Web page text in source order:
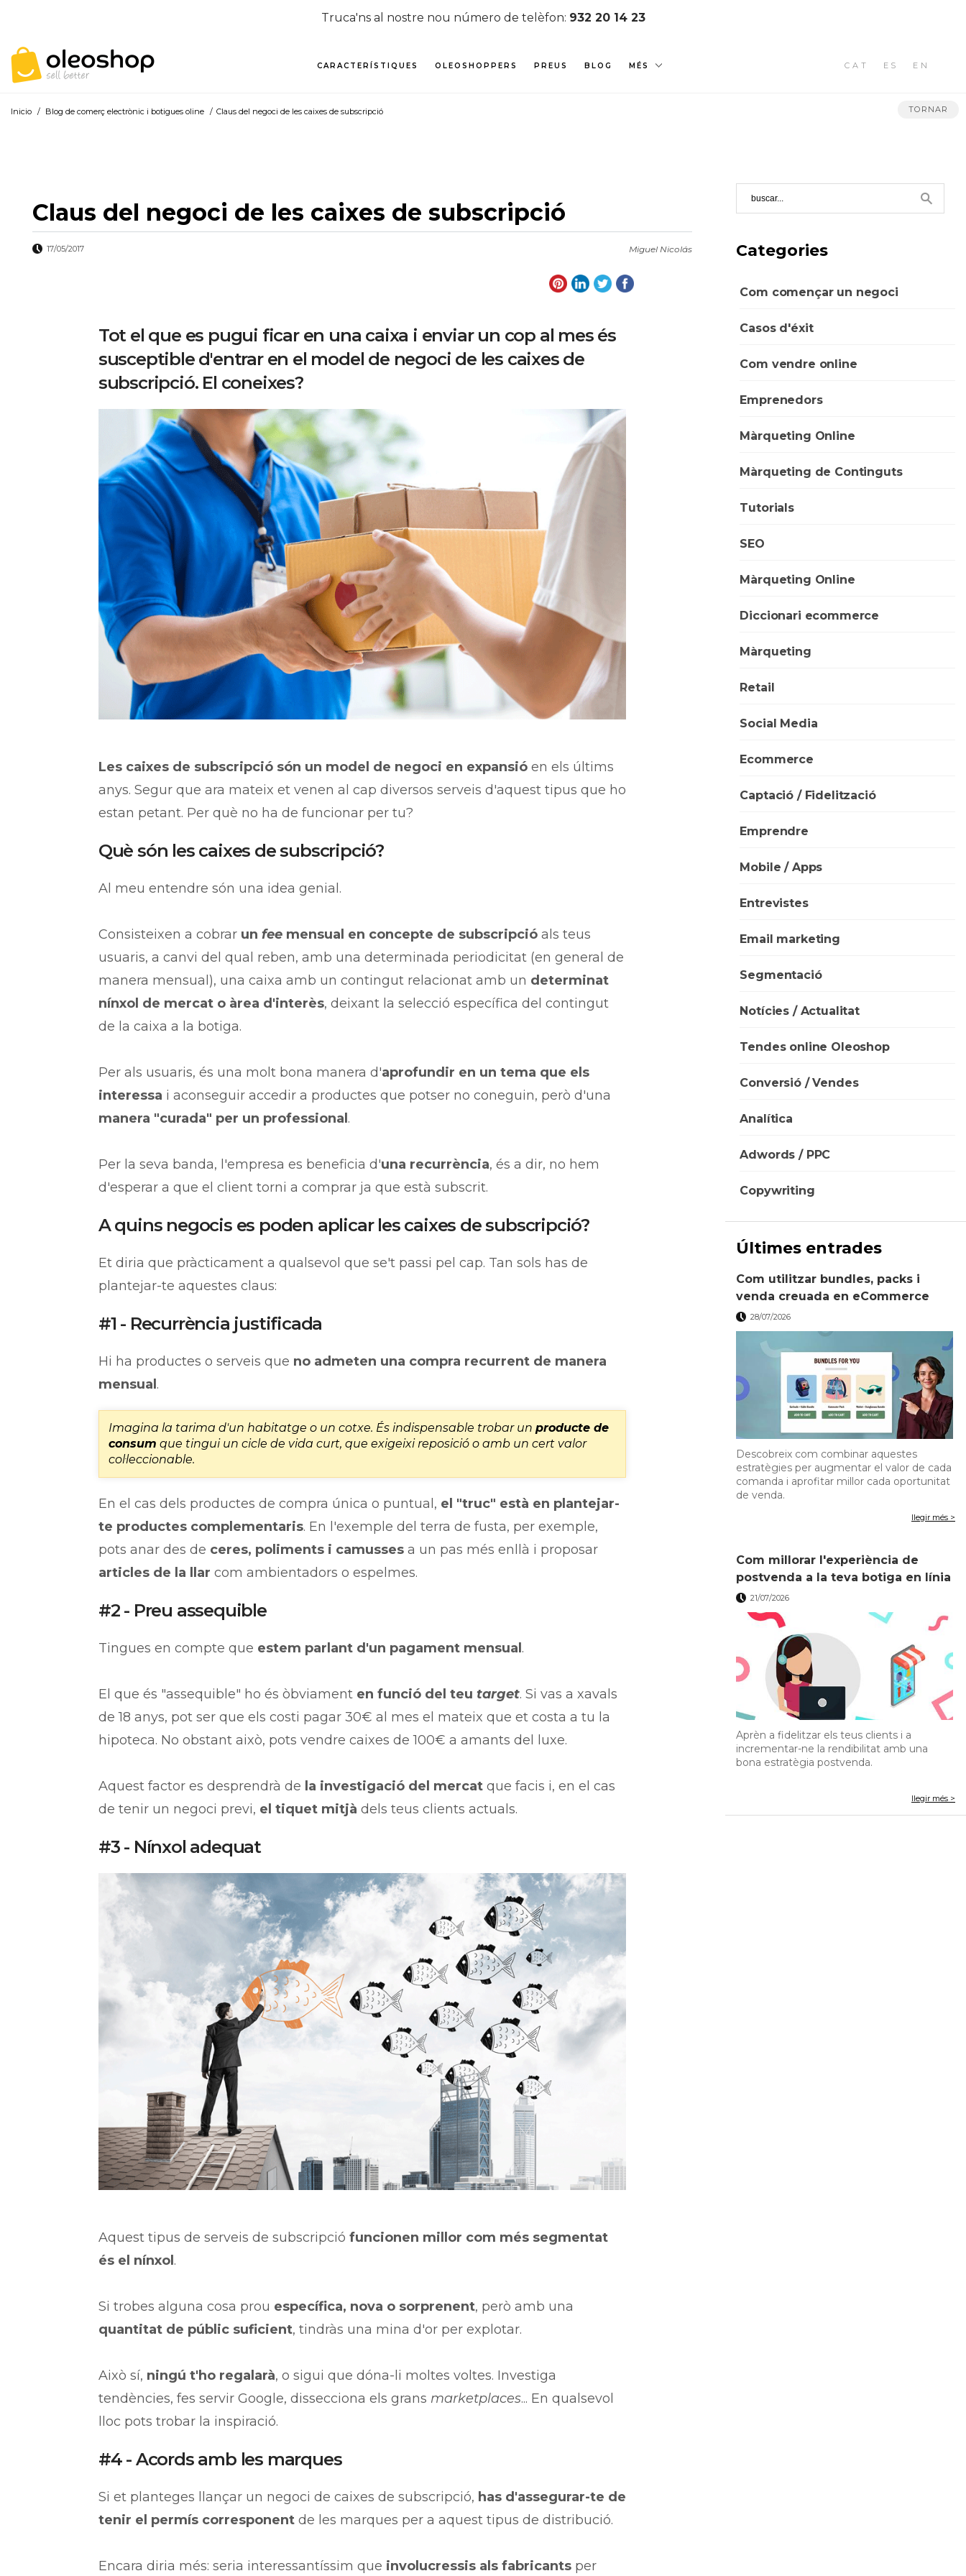
Truca'ns al nostre nou número de telèfon: 932 20 14 23
CAT ES EN
CARACTERÍSTIQUES OLEOSHOPPERS PREUS BLOG MÉS
Inicio / Blog de comerç electrònic i botigues oline / Claus del negoci de les caixes de subscripció TORNAR
Claus del negoci de les caixes de subscripció
Miguel Nicolás
17/05/2017
Tot el que es pugui ficar en una caixa i enviar un cop al mes és
susceptible d'entrar en el model de negoci de les caixes de
subscripció. El coneixes?
Les caixes de subscripció són un model de negoci en expansióen els últims
anys. Segur que ara mateix et venen al cap diversos serveis d'aquest tipus que ho
estan petant. Per què no ha de funcionar per tu?
Què són les caixes de subscripció?
Al meu entendre són una idea genial.
Consisteixen a cobrar un fee mensual en concepte de subscripcióals teus
usuaris, a canvi del qual reben, amb una determinada periodicitat (en general de
manera mensual), una caixa amb un contingut relacionat amb un determinat
nínxol de mercat o àrea d'interès, deixant la selecció específica del contingut
de la caixa a la botiga.
Per als usuaris, és una molt bona manera d'aprofundir en un tema que els
interessa i aconseguir accedir a productes que potser no coneguin, però d'una
manera "curada" per un professional .
Per la seva banda, l'empresa es beneficia d'una recurrència, és a dir, no hem
d'esperar a que el client torni a comprar ja que està subscrit.
A quins negocis es poden aplicar les caixes de subscripció?
Et diria que pràcticament a qualsevol que se't passi pel cap. Tan sols has de
plantejar-te aquestes claus:
#1 - Recurrència justificada
Hi ha productes o serveis que no admeten una compra recurrent de manera
mensual .
Imagina la tarima d'un habitatge o un cotxe. És indispensable trobar un producte de
consum que tingui un cicle de vida curt, que exigeixi reposició o amb un cert valor
col·leccionable.
En el cas dels productes de compra única o puntual, el "truc" està en plantejar-
te productes complementaris. En l'exemple del terra de fusta, per exemple,
pots anar des de ceres, poliments i camussesa un pas més enllà i proposar
articles de la llar com ambientadors o espelmes.
#2 - Preu assequible
Tingues en compte que estem parlant d'un pagament mensual .
El que és "assequible" ho és òbviament en funció del teu target. Si vas a xavals
de 18 anys, pot ser que els costi pagar 30€ al mes el mateix que et costa a tu la
hipoteca. No obstant això, pots vendre caixes de 100€ a amants del luxe.
Aquest factor es desprendrà de la investigació del mercatque facis i, en el cas
de tenir un negoci previ, el tiquet mitjà dels teus clients actuals.
#3 - Nínxol adequat
Aquest tipus de serveis de subscripció funcionen millor com més segmentat
és el nínxol.
Si trobes alguna cosa prou específica, nova o sorprenent, però amb una
quantitat de públic suficient, tindràs una mina d'or per explotar.
Això sí, ningú t'ho regalarà, o sigui que dóna-li moltes voltes. Investiga
tendències, fes servir Google, dissecciona els grans marketplaces... En qualsevol
lloc pots trobar la inspiració.
#4 - Acords amb les marques
Si et planteges llançar un negoci de caixes de subscripció, has d'assegurar-te de
tenir el permís corresponentde les marques per a aquest tipus de distribució.
Encara diria més: seria interessantíssim que involucressis als fabricantsper
Categories
Com començar un negoci
Casos d'éxit
Com vendre online
Emprenedors
Màrqueting Online
Màrqueting de Continguts
Tutorials
SEO
Màrqueting Online
Diccionari ecommerce
Màrqueting
Retail
Social Media
Ecommerce
Captació / Fidelització
Emprendre
Mobile / Apps
Entrevistes
Email marketing
Segmentació
Notícies / Actualitat
Tendes online Oleoshop
Conversió / Vendes
Analítica
Adwords / PPC
Copywriting
Últimes entrades
Com utilitzar bundles, packs i
venda creuada en eCommerce
28/07/2026
Descobreix com combinar aquestes
estratègies per augmentar el valor de cada
comanda i aprofitar millor cada oportunitat
de venda.
llegir més >
Com millorar l'experiència de
postvenda a la teva botiga en línia
21/07/2026
Aprèn a fidelitzar els teus clients i a
incrementar-ne la rendibilitat amb una
bona estratègia postvenda.
llegir més >